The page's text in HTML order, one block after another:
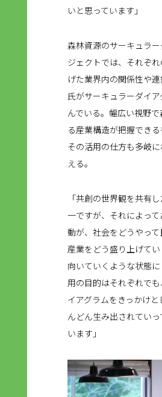
いと思っています」
森林資源のサーキュラ
ジェクトでは、それぞ
げた業界内の関係性や
氏がサーキュラーダイ
んでいる。幅広い視野
る産業構造が把握できる
その活用の仕方も多岐
える。
「共創の世界観を共有
一ですが、それによっ
動が、社会をどうやって
産業をどう盛り上げて
向いていくような状態
用の目的はそれぞれで
イアグラムをきっかけ
んどん生み出されてい
います」